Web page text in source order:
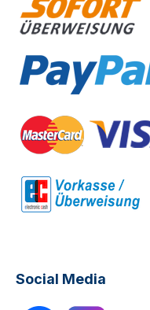
Social Media